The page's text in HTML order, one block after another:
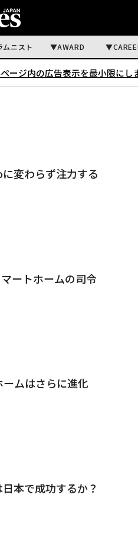
ムニスト AWARD
ージ内の広告表示を最小限にし
変わらず注力する
ートホームの司令
ムはさらに進化
本で成功するか？